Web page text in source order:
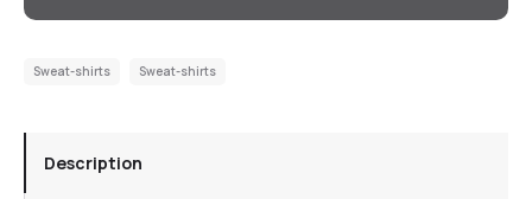
Sweat-shirts Sweat-shirts
Description